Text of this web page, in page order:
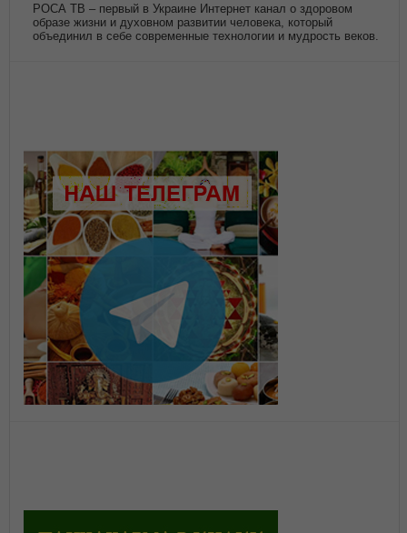
РОСА ТВ – первый в Украине Интернет канал о здоровом
образе жизни и духовном развитии человека, который
объединил в себе современные технологии и мудрость веков.